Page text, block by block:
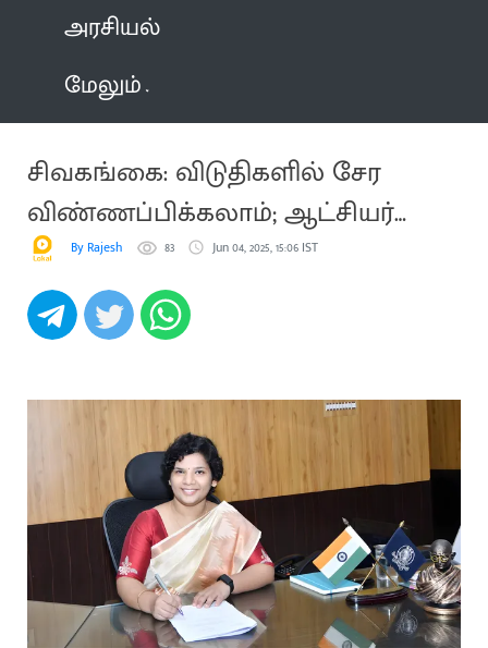
அரசியல்
மேலும்
சிவகங்கை: விடுதிகளில் சேர
விண்ணப்பிக்கலாம்; ஆட்சியர்
தகவல்
By Rajesh 83 Jun 04, 2025, 15:06 IST